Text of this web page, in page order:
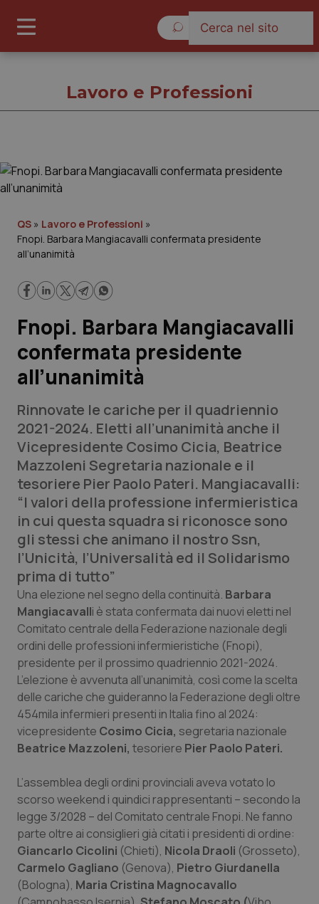
Governo e Parlamento
Regioni e Asl
Lavoro e Professioni
Scienza e Farmaci
Studi e Analisi
Lettere al direttore
Edizioni Regionali
QS Pro
Professionisti Sanitari.AI
Abruzzo
Basilicata
Calabria
Campania
Emilia-Romagna
Friuli Venezia Giulia
Lazio
Liguria
Lombardia
QS Pro Gold
Artrite & artrosi
Asma & BPCO
Car-T
Colesterolo & coronaropatie
Dermatite Atopica
Diabete & glucometri
Disturbi dell’umore
Dolore
QS Club Newsletter
Lavoro e Professioni
QS » Lavoro e Professioni »
Fnopi. Barbara Mangiacavalli confermata presidente
all’unanimità
Fnopi. Barbara Mangiacavalli
confermata presidente
all’unanimità
Rinnovate le cariche per il quadriennio
2021-2024. Eletti all’unanimità anche il
Vicepresidente Cosimo Cicia, Beatrice
Mazzoleni Segretaria nazionale e il
tesoriere Pier Paolo Pateri. Mangiacavalli:
“I valori della professione infermieristica
in cui questa squadra si riconosce sono
gli stessi che animano il nostro Ssn,
l’Unicità, l’Universalità ed il Solidarismo
prima di tutto”
Una elezione nel segno della continuità. Barbara
Mangiacavalli è stata confermata dai nuovi eletti nel
Comitato centrale della Federazione nazionale degli
ordini delle professioni infermieristiche (Fnopi),
presidente per il prossimo quadriennio 2021-2024.
L’elezione è avvenuta all’unanimità, così come la scelta
delle cariche che guideranno la Federazione degli oltre
454mila infermieri presenti in Italia fino al 2024:
vicepresidente Cosimo Cicia, segretaria nazionale
Beatrice Mazzoleni, tesoriere Pier Paolo Pateri.
L’assemblea degli ordini provinciali aveva votato lo
scorso weekend i quindici rappresentanti – secondo la
legge 3/2028 – del Comitato centrale Fnopi. Ne fanno
parte oltre ai consiglieri già citati i presidenti di ordine:
Giancarlo Cicolini (Chieti), Nicola Draoli (Grosseto),
Carmelo Gagliano (Genova), Pietro Giurdanella
(Bologna), Maria Cristina Magnocavallo